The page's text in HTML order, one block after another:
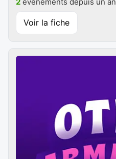
2 événements depuis un an
Voir la fiche